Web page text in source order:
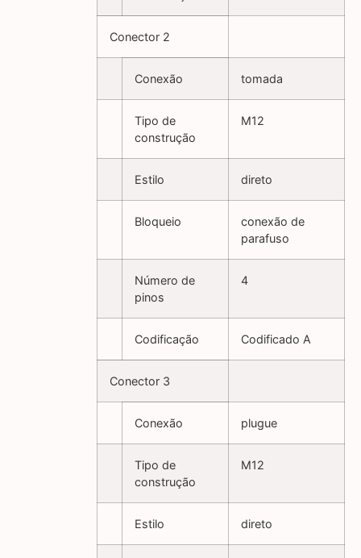
Conector 2
Conexão tomada
Tipo de
construção
M12
Estilo direto
Bloqueio
conexão de
parafuso
Número de
pinos
4
Codificação Codificado A
Conector 3
Conexão plugue
Tipo de
construção
M12
Estilo direto